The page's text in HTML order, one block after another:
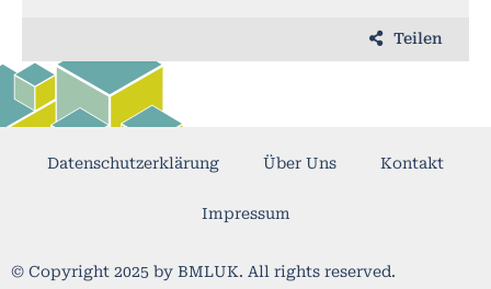
Teilen
© Copyright 2025 by BMLUK. All rights reserved.
Datenschutzerklärung Über Uns Kontakt
Impressum